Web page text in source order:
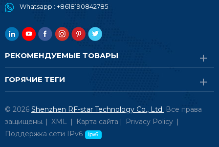
Whatsapp : +8618190842785
РЕКОМЕНДУЕМЫЕ ТОВАРЫ
ГОРЯЧИЕ ТЕГИ
© 2026 Shenzhen RF-star Technology Co., Ltd. Все права
защищены. | XML | Карта сайта | Privacy Policy |
Поддержка сети IPv6